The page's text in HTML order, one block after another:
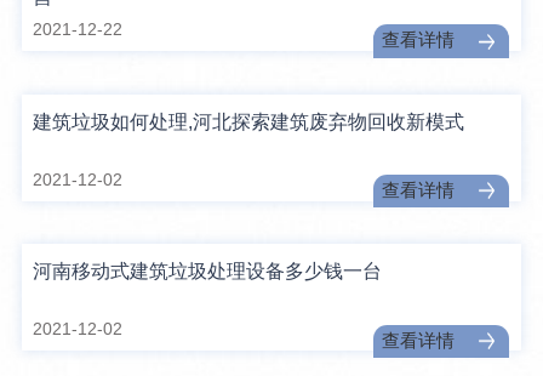
2021-12-22
查看详情
建筑垃圾如何处理,河北探索建筑废弃物回收新模式
2021-12-02
查看详情
河南移动式建筑垃圾处理设备多少钱一台
2021-12-02
查看详情